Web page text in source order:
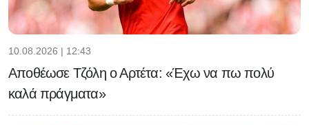
10.08.2026 | 12:43
Αποθέωσε Τζόλη ο Αρτέτα: «Έχω να πω πολύ
καλά πράγματα»